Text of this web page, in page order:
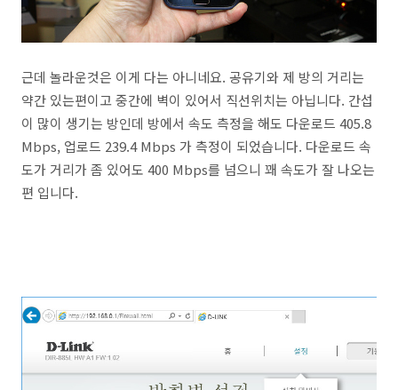
근데 놀라운것은 이게 다는 아니네요. 공유기와 제 방의 거리는
약간 있는편이고 중간에 벽이 있어서 직선위치는 아닙니다. 간섭
이 많이 생기는 방인데 방에서 속도 측정을 해도 다운로드 405.8
Mbps, 업로드 239.4 Mbps 가 측정이 되었습니다. 다운로드 속
도가 거리가 좀 있어도 400 Mbps를 넘으니 꽤 속도가 잘 나오는
편 입니다.